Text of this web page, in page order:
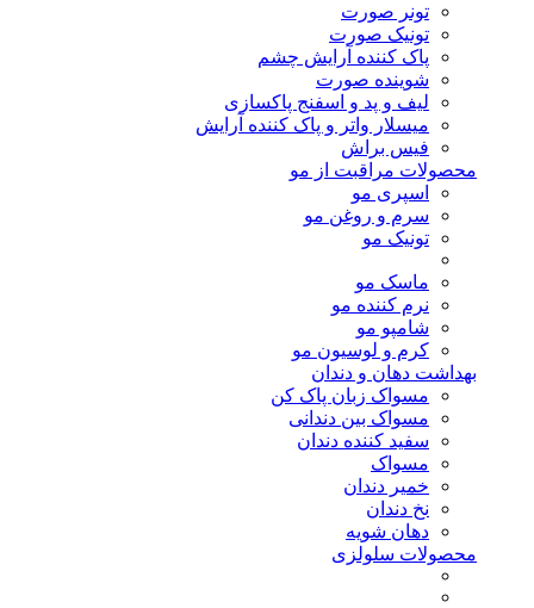
تونر صورت
تونیک صورت
پاک کننده آرایش چشم
شوینده صورت
لیف و پد و اسفنج پاکسازی
میسلار واتر و پاک کننده آرایش
فیس براش
محصولات مراقبت از مو
اسپری مو
سرم و روغن مو
تونیک مو
ماسک مو
نرم کننده مو
شامپو مو
کرم و لوسیون مو
بهداشت دهان و دندان
مسواک زبان پاک کن
مسواک بین دندانی
سفید کننده دندان
مسواک
خمیر دندان
نخ دندان
دهان شویه
محصولات سلولزی